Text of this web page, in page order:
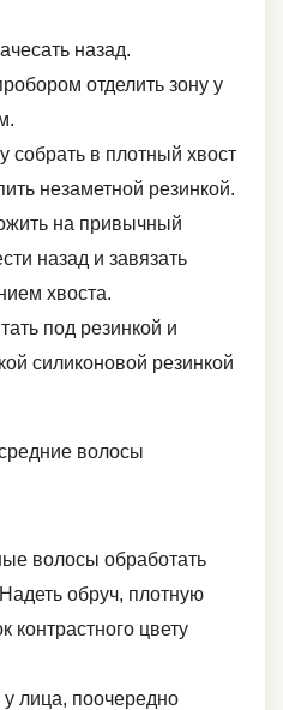
назад.
отделить зону у
собрать в плотный хвост
незаметной резинкой.
на привычный
назад и завязать
хвоста.
под резинкой и
силиконовой резинкой
волосы
волосы обработать
обруч, плотную
контрастного цвету
лица, поочередно